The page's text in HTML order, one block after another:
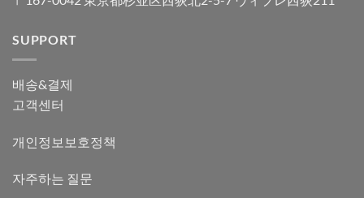
SUPPORT
배송&결제
고객센터
개인정보보호정책
자주하는 질문